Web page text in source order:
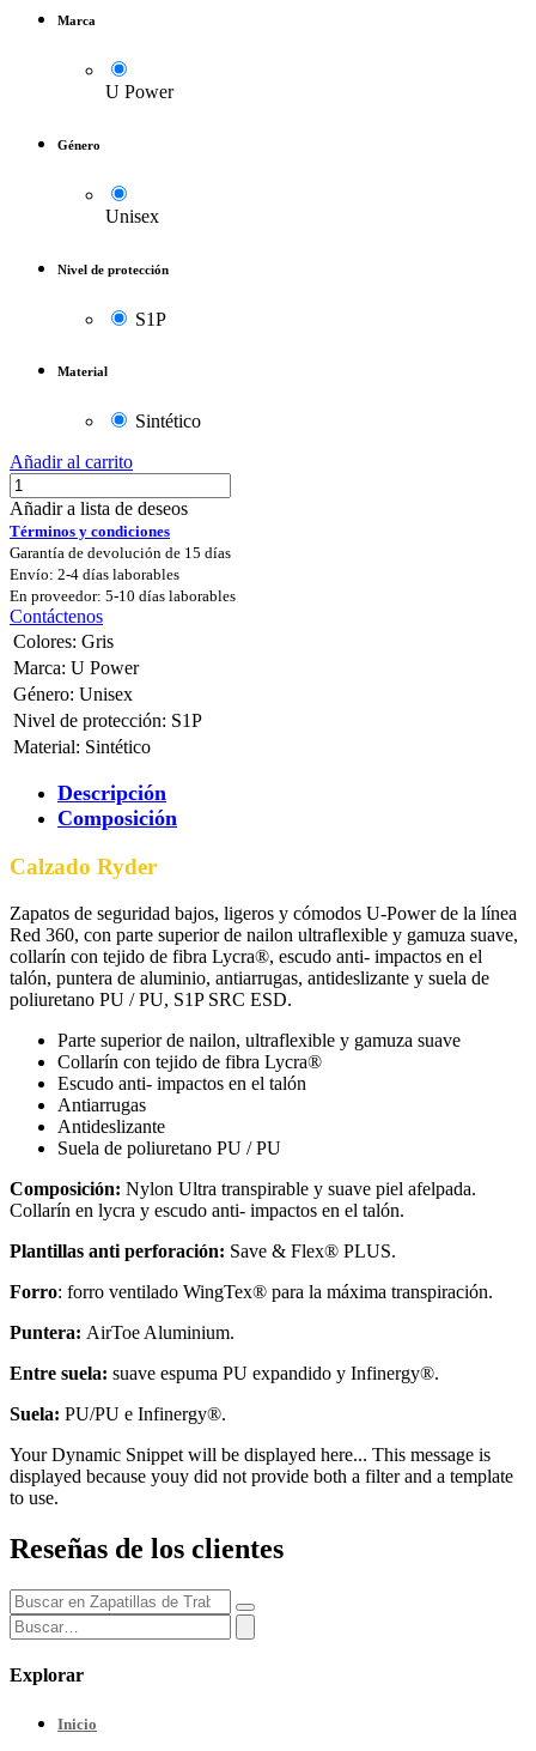
Marca
U Power
Género
Unisex
Nivel de protección
S1P
Material
Sintético
Añadir al carrito
Añadir a lista de deseos
Términos y condiciones
Garantía de devolución de 15 días
Envío: 2-4 días laborables
En proveedor: 5-10 días laborables
Contáctenos
Colores: Gris
Marca: U Power
Género: Unisex
Nivel de protección: S1P
Material: Sintético
Descripción
Composición
Calzado Ryder
Zapatos de seguridad bajos, ligeros y cómodos U-Power de la línea
Red 360, con parte superior de nailon ultraflexible y gamuza suave,
collarín con tejido de fibra Lycra®, escudo anti- impactos en el
talón, puntera de aluminio, antiarrugas, antideslizante y suela de
poliuretano PU / PU, S1P SRC ESD.
Parte superior de nailon, ultraflexible y gamuza suave
Collarín con tejido de fibra Lycra®
Escudo anti- impactos en el talón
Antiarrugas
Antideslizante
Suela de poliuretano PU / PU
Composición: Nylon Ultra transpirable y suave piel afelpada.
Collarín en lycra y escudo anti- impactos en el talón.
Plantillas anti perforación: Save & Flex® PLUS.
Forro: forro ventilado WingTex® para la máxima transpiración.
Puntera: AirToe Aluminium.
Entre suela: suave espuma PU expandido y Infinergy®.
Suela: PU/PU e Infinergy®.
Your Dynamic Snippet will be displayed here... This message is
displayed because youy did not provide both a filter and a template
to use.
Reseñas de los clientes
Explorar
Inicio